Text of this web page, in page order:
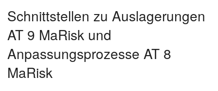
Schnittstellen zu Auslagerungen
AT 9 MaRisk und
Anpassungsprozesse AT 8
MaRisk